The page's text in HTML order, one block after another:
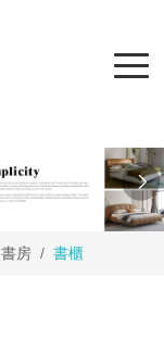
書房 書櫃